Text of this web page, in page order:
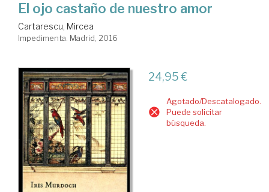
El ojo castaño de nuestro amor
Cartarescu, Mircea
Impedimenta. Madrid, 2016
24,95 €
Agotado/Descatalogado.
Puede solicitar
búsqueda.